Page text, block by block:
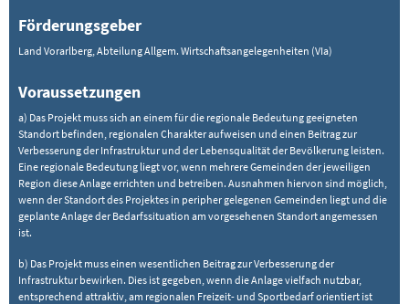
Förderungsgeber
Land Vorarlberg, Abteilung Allgem. Wirtschaftsangelegenheiten (VIa)
Voraussetzungen
a) Das Projekt muss sich an einem für die regionale Bedeutung geeigneten
Standort befinden, regionalen Charakter aufweisen und einen Beitrag zur
Verbesserung der Infrastruktur und der Lebensqualität der Bevölkerung leisten.
Eine regionale Bedeutung liegt vor, wenn mehrere Gemeinden der jeweiligen
Region diese Anlage errichten und betreiben. Ausnahmen hiervon sind möglich,
wenn der Standort des Projektes in peripher gelegenen Gemeinden liegt und die
geplante Anlage der Bedarfssituation am vorgesehenen Standort angemessen
ist.
b) Das Projekt muss einen wesentlichen Beitrag zur Verbesserung der
Infrastruktur bewirken. Dies ist gegeben, wenn die Anlage vielfach nutzbar,
entsprechend attraktiv, am regionalen Freizeit- und Sportbedarf orientiert ist